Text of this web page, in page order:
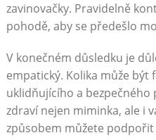
zavinovačky. Pravidelně
pohodě, aby se předešlo
V konečném důsledku je
empatický. Kolika může
uklidňujícího a
zdraví nejen miminka, ale i
způsobem můžete